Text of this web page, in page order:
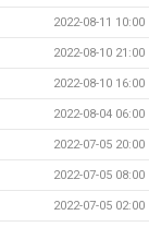
2022-08-11 10:00
2022-08-10 21:00
2022-08-10 16:00
2022-08-04 06:00
2022-07-05 20:00
2022-07-05 08:00
2022-07-05 02:00